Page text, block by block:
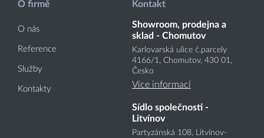
O firmě
O nás
Reference
Služby
Kontakty
Kontakt
Showroom, prodejna a
sklad - Chomutov
Karlovarská ulice č.parcely
4166/1, Chomutov, 430 01,
Česko
Více informací
Sídlo společnosti -
Litvínov
Partyzánská 108, Litvínov-